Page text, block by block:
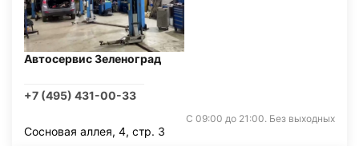
Автосервис Зеленоград
+7 (495) 431-00-33
С 09:00 до 21:00. Без выходных
Сосновая аллея, 4, стр. 3